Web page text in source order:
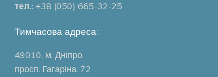
тел.: +38 (050) 665-32-25
Тимчасова адреса:
49010, м. Дніпро,
просп. Гагаріна, 72